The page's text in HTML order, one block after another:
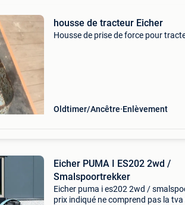
housse de tracteur Eicher
Housse de prise de force pour
Oldtimer/Ancêtre Enlèvement
Eicher PUMA I ES202 2wd /
Smalspoortrekker
Eicher puma i es202 2wd /
prix indiqué ne comprend pas la tva